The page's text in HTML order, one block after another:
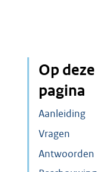
Op deze
pagina
Aanleiding
Vragen
Antwoorden